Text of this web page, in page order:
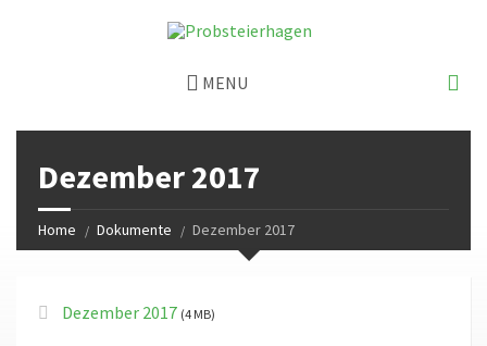
MENU
Dezember 2017
Home Dokumente Dezember 2017
Dezember 2017 (4 MB)